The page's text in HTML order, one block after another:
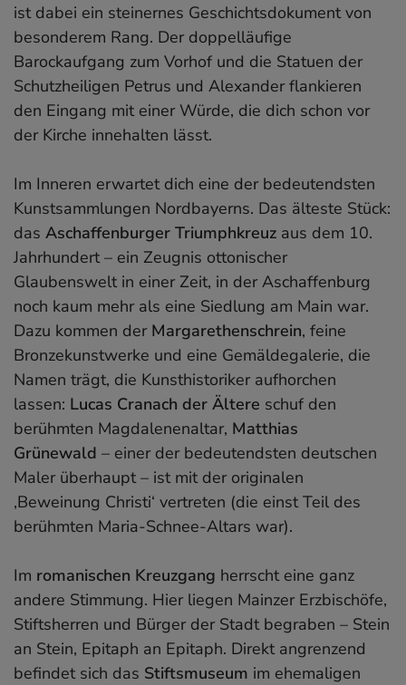
ist dabei ein steinernes Geschichtsdokument von
besonderem Rang. Der doppelläufige
Barockaufgang zum Vorhof und die Statuen der
Schutzheiligen Petrus und Alexander flankieren
den Eingang mit einer Würde, die dich schon vor
der Kirche innehalten lässt.
Im Inneren erwartet dich eine der bedeutendsten
Kunstsammlungen Nordbayerns. Das älteste Stück:
das Aschaffenburger Triumphkreuz aus dem 10.
Jahrhundert – ein Zeugnis ottonischer
Glaubenswelt in einer Zeit, in der Aschaffenburg
noch kaum mehr als eine Siedlung am Main war.
Dazu kommen der Margarethenschrein, feine
Bronzekunstwerke und eine Gemäldegalerie, die
Namen trägt, die Kunsthistoriker aufhorchen
lassen: Lucas Cranach der Ältere schuf den
berühmten Magdalenenaltar, Matthias
Grünewald – einer der bedeutendsten deutschen
Maler überhaupt – ist mit der originalen
‚Beweinung Christi‘ vertreten (die einst Teil des
berühmten Maria-Schnee-Altars war).
Im romanischen Kreuzgang herrscht eine ganz
andere Stimmung. Hier liegen Mainzer Erzbischöfe,
Stiftsherren und Bürger der Stadt begraben – Stein
an Stein, Epitaph an Epitaph. Direkt angrenzend
befindet sich das Stiftsmuseum im ehemaligen